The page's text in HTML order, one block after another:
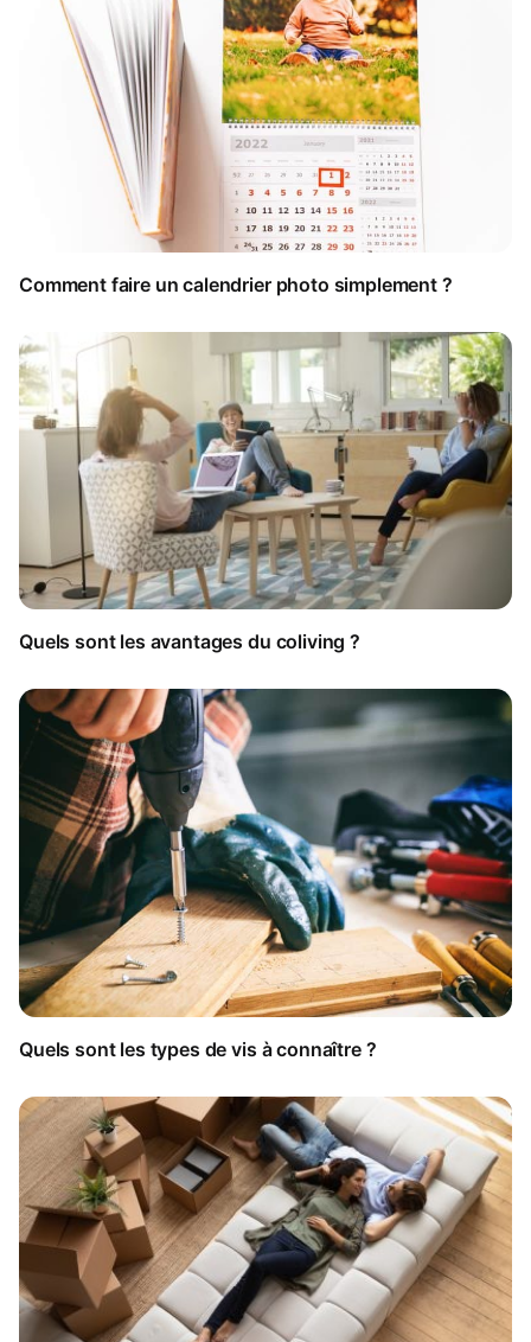
Comment faire un calendrier photo simplement ?
Quels sont les avantages du coliving ?
Quels sont les types de vis à connaître ?